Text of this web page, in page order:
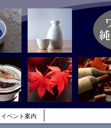
イベント案内